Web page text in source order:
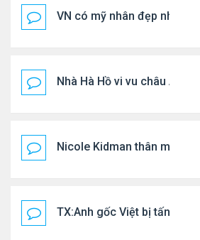
VN có mỹ nhân đẹp như
Nhà Hà Hồ vi vu châu Âu
Nicole Kidman thân mật
TX:Anh gốc Việt bị tấn